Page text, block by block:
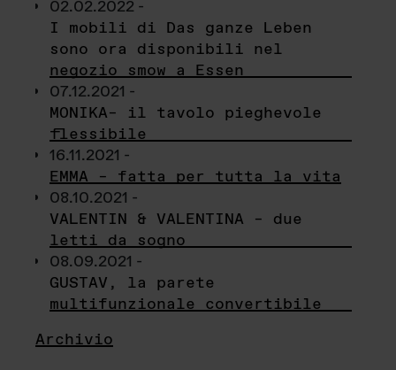
02.02.2022 -
I mobili di Das ganze Leben
sono ora disponibili nel
negozio smow a Essen
07.12.2021 -
MONIKA– il tavolo pieghevole
flessibile
16.11.2021 -
EMMA – fatta per tutta la vita
08.10.2021 -
VALENTIN & VALENTINA – due
letti da sogno
08.09.2021 -
GUSTAV, la parete
multifunzionale convertibile
Archivio